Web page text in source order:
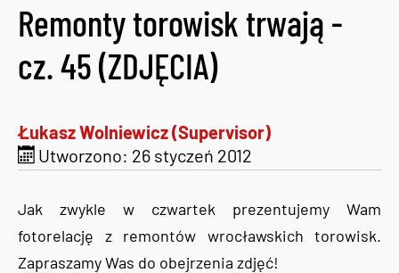
Remonty torowisk trwają -
cz. 45 (ZDJĘCIA)
Łukasz Wolniewicz (Supervisor)
Utworzono: 26 styczeń 2012
Jak zwykle w czwartek prezentujemy Wam
fotorelację z remontów wrocławskich torowisk.
Zapraszamy Was do obejrzenia zdjęć!